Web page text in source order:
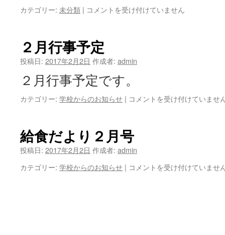
カテゴリー: 未分類 | １
合
的
な
習
の
時
路
学
習
コメントを受け付けていません
２月行事予定
投稿日: 2017年2月2日 作成者: admin
２月行事予定です。
カテゴリー: 学校からのお知らせ | ２
事
予
定
コメントを受け付けていませ
給食だより２月号
投稿日: 2017年2月2日 作成者: admin
カテゴリー: 学校からのお知らせ | 給
コメントを受け付けていませ